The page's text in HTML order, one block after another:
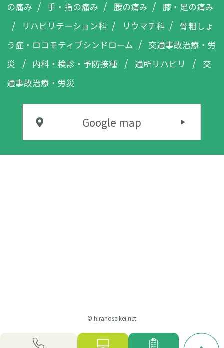
の痛み
手・指の痛み 腰の痛み
膝・足の痛み
リハビリテーション科
リウマチ科
骨粗しょ
う症・ ロコモティブシンドローム
交通事故治療・労
災
内科・検診・ 予防接種 通所リハビリ
交
通事故治療・ 労災
Google map
© hiranoseikei.net